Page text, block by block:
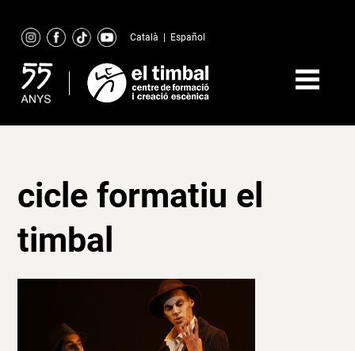
content
Català Español
cicle formatiu el
timbal